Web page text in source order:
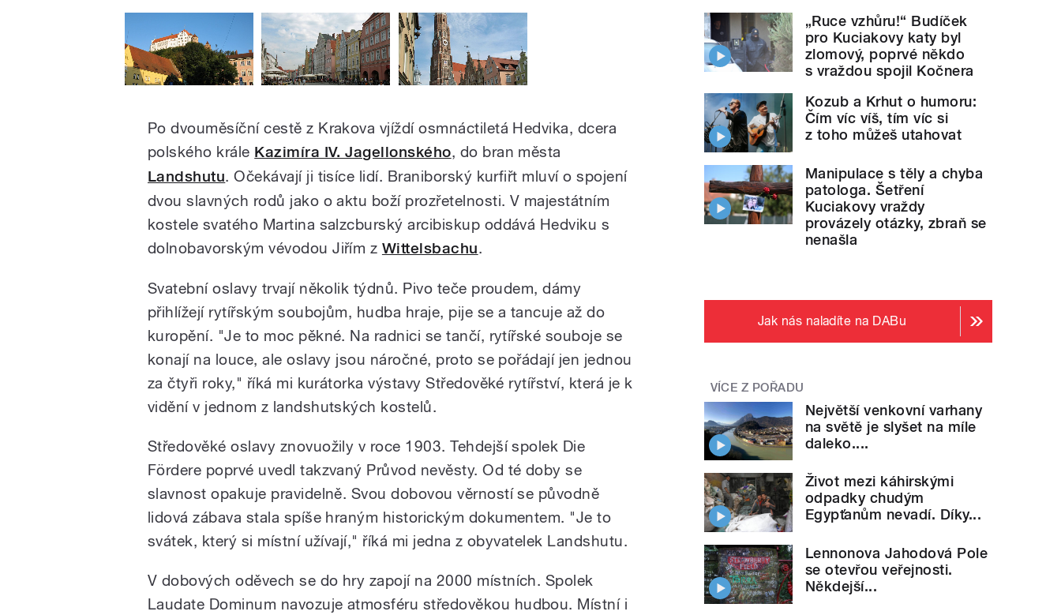
Po dvouměsíční cestě z Krakova vjíždí osmnáctiletá Hedvika, dcera
polského krále Kazimíra IV. Jagellonského, do bran města
Landshutu. Očekávají ji tisíce lidí. Braniborský kurfiřt mluví o spojení
dvou slavných rodů jako o aktu boží prozřetelnosti. V majestátním
kostele svatého Martina salzcburský arcibiskup oddává Hedviku s
dolnobavorským vévodou Jiřím z Wittelsbachu.
Svatební oslavy trvají několik týdnů. Pivo teče proudem, dámy
přihlížejí rytířským soubojům, hudba hraje, pije se a tancuje až do
kuropění. "Je to moc pěkné. Na radnici se tančí, rytířské souboje se
konají na louce, ale oslavy jsou náročné, proto se pořádají jen jednou
za čtyři roky," říká mi kurátorka výstavy Středověké rytířství, která je k
vidění v jednom z landshutských kostelů.
Středověké oslavy znovuožily v roce 1903. Tehdejší spolek Die
Fördere poprvé uvedl takzvaný Průvod nevěsty. Od té doby se
slavnost opakuje pravidelně. Svou dobovou věrností se původně
lidová zábava stala spíše hraným historickým dokumentem. "Je to
svátek, který si místní užívají," říká mi jedna z obyvatelek Landshutu.
V dobových oděvech se do hry zapojí na 2000 místních. Spolek
Laudate Dominum navozuje atmosféru středověkou hudbou. Místní i
„Ruce vzhůru!“ Budíček
pro Kuciakovy katy byl
zlomový, poprvé někdo
s vraždou spojil Kočnera
Kozub a Krhut o humoru:
Čím víc víš, tím víc si
z toho můžeš utahovat
Manipulace s těly a chyba
patologa. Šetření
Kuciakovy vraždy
provázely otázky, zbraň se
nenašla
Jak nás naladíte na DABu
VÍCE Z POŘADU
Největší venkovní varhany
na světě je slyšet na míle
daleko....
Život mezi káhirskými
odpadky chudým
Egypťanům nevadí. Díky...
Lennonova Jahodová Pole
se otevřou veřejnosti.
Někdejší...